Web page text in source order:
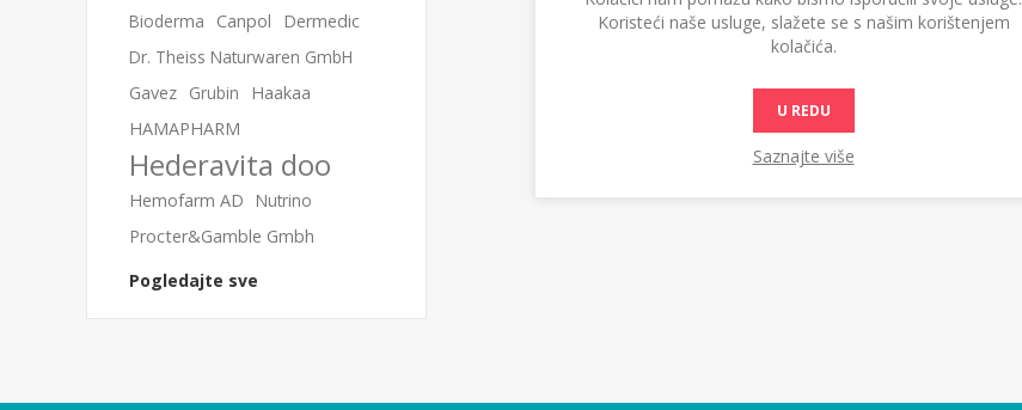
Bioderma
Canpol
Dermedic
Dr. Theiss Naturwaren GmbH
Gavez Grubin
Haakaa
HAMAPHARM
Hederavita doo
Hemofarm AD
Nutrino
Procter&Gamble Gmbh
Pogledajte sve
Koristeći naše usluge, slažete se s našim korištenjem
kolačića.
U REDU
Saznajte više